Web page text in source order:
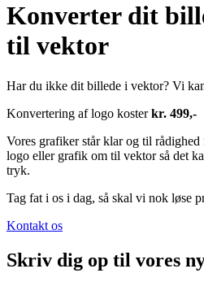
Konverter dit
til vektor
Har du ikke dit billede i vektor? Vi
Konvertering af logo kosterkr. 499,-
Vores grafiker står klar og til
logo eller grafik om til vektor så det
tryk.
Tag fat i os i dag, så skal vi nok løse
Kontakt os
Skriv dig op til vores